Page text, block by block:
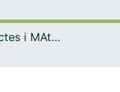
tot el DD
OMADO (Objectes i MAterials DOcents)